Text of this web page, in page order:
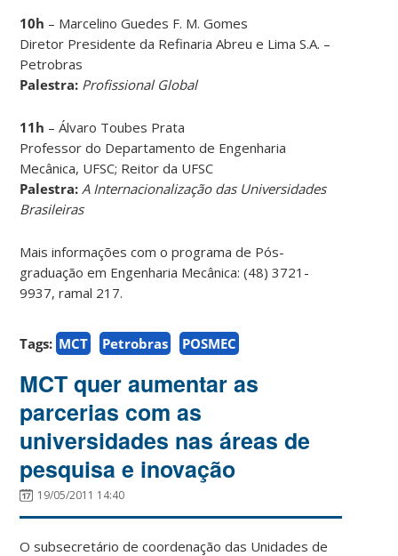
10h – Marcelino Guedes F. M. Gomes
Diretor Presidente da Refinaria Abreu e Lima S.A. –
Petrobras
Palestra: Profissional Global
11h – Álvaro Toubes Prata
Professor do Departamento de Engenharia
Mecânica, UFSC; Reitor da UFSC
Palestra: A Internacionalização das Universidades
Brasileiras
Mais informações com o programa de Pós-
graduação em Engenharia Mecânica: (48) 3721-
9937, ramal 217.
Tags: MCT Petrobras POSMEC
MCT quer aumentar as
parcerias com as
universidades nas áreas de
pesquisa e inovação
19/05/2011 14:40
O subsecretário de coordenação das Unidades de